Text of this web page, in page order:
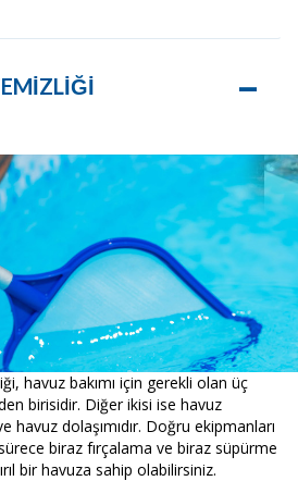
–
havuz bakımı için gerekli olan üç
birisidir. Diğer ikisi ise havuz
havuz dolaşımıdır. Doğru ekipmanları
sürece biraz fırçalama ve biraz süpürme
bir havuza sahip olabilirsiniz.